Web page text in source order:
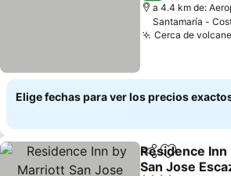
a 4.4 km de:
Santamaría -
Cerca de
Elige fechas para ver los precios
Compartir
Agregar
Residence
San Jose